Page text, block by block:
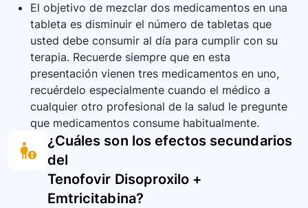
El objetivo de mezclar dos medicamentos en una
tableta es disminuir el número de tabletas que
usted debe consumir al día para cumplir con su
terapia. Recuerde siempre que en esta
presentación vienen tres medicamentos en uno,
recuérdelo especialmente cuando el médico a
cualquier otro profesional de la salud le pregunte
que medicamentos consume habitualmente.
¿Cuáles son los efectos secundarios
del
Tenofovir Disoproxilo +
Emtricitabina?